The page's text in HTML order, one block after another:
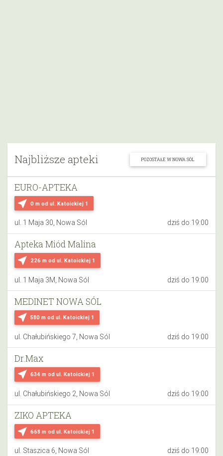
Najbliższe apteki POZOSTAŁE W NOWA SÓL
near_me 0 m od ul. Katoickiej 1
EURO-APTEKA
ul. 1 Maja 30, Nowa Sól dziś do 19:00
near_me 226 m od ul. Katoickiej 1
Apteka Miód Malina
ul. 1 Maja 3M, Nowa Sól dziś do 19:00
near_me 580 m od ul. Katoickiej 1
MEDINET NOWA SÓL
ul. Chałubińskiego 7, Nowa Sól dziś do 19:00
near_me 634 m od ul. Katoickiej 1
Dr.Max
ul. Chałubińskiego 2, Nowa Sól dziś do 19:00
near_me 668 m od ul. Katoickiej 1
ZIKO APTEKA
ul. Staszica 6, Nowa Sól dziś do 19:00